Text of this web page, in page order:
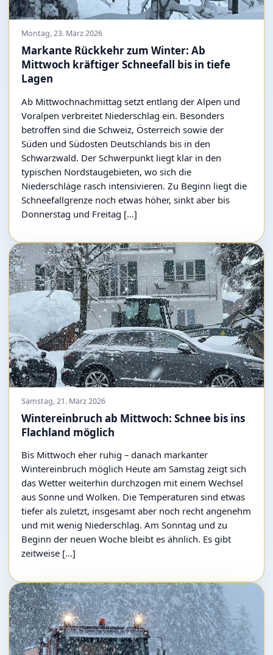
Montag, 23. März 2026
Markante Rückkehr zum Winter: Ab
Mittwoch kräftiger Schneefall bis in tiefe
Lagen
Ab Mittwochnachmittag setzt entlang der Alpen und
Voralpen verbreitet Niederschlag ein. Besonders
betroffen sind die Schweiz, Österreich sowie der
Süden und Südosten Deutschlands bis in den
Schwarzwald. Der Schwerpunkt liegt klar in den
typischen Nordstaugebieten, wo sich die
Niederschläge rasch intensivieren. Zu Beginn liegt die
Schneefallgrenze noch etwas höher, sinkt aber bis
Donnerstag und Freitag […]
Samstag, 21. März 2026
Wintereinbruch ab Mittwoch: Schnee bis ins
Flachland möglich
Bis Mittwoch eher ruhig – danach markanter
Wintereinbruch möglich Heute am Samstag zeigt sich
das Wetter weiterhin durchzogen mit einem Wechsel
aus Sonne und Wolken. Die Temperaturen sind etwas
tiefer als zuletzt, insgesamt aber noch recht angenehm
und mit wenig Niederschlag. Am Sonntag und zu
Beginn der neuen Woche bleibt es ähnlich. Es gibt
zeitweise […]